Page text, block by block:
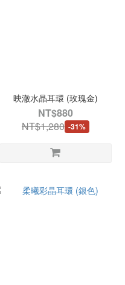
映澈水晶耳環 (玫瑰金)
NT$880
NT$1,280 -31%